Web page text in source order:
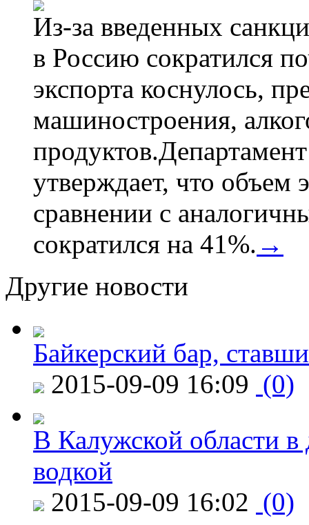
Из-за введенных
в Россию сократился
экспорта коснулось,
машиностроения,
утверждает, что объем
сравнении с
сократился на 41%. →
Другие новости
Байкерский бар,
2015-09-09 16:09 (0)
В Калужской области в
водкой
2015-09-09 16:02 (0)